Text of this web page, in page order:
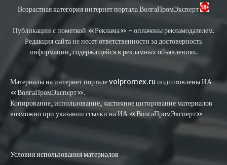
Возрастная категория интернет портала ВолгаПромЭксперт
Публикации с пометкой «Реклама» - оплачены рекламодателем.
Редакция сайта не несет ответственности за достоверность
информации, содержащейся в рекламных объявлениях.
Материалы на интернет портале volpromex.ru подготовлены ИА
«ВолгаПромЭксперт».
Копирование, использование, частичное цитирование материалов
возможно при указании ссылки на ИА «ВолгаПромЭксперт»
Условия использования материалов